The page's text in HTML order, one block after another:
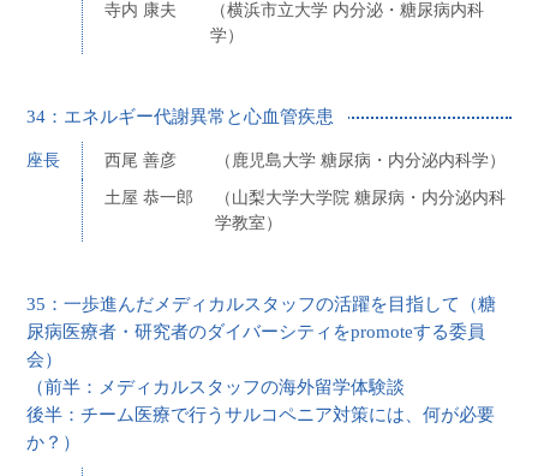
寺内 康夫
（横浜市立大学 内分泌・糖尿病内科
学）
34：エネルギー代謝異常と心血管疾患
座長 西尾 善彦 （鹿児島大学 糖尿病・内分泌内科学）
土屋 恭一郎
（山梨大学大学院 糖尿病・内分泌内科
学教室）
35：一歩進んだメディカルスタッフの活躍を目指して（糖
尿病医療者・研究者のダイバーシティをpromoteする委員
会）
（前半：メディカルスタッフの海外留学体験談
後半：チーム医療で行うサルコペニア対策には、何が必要
か？）